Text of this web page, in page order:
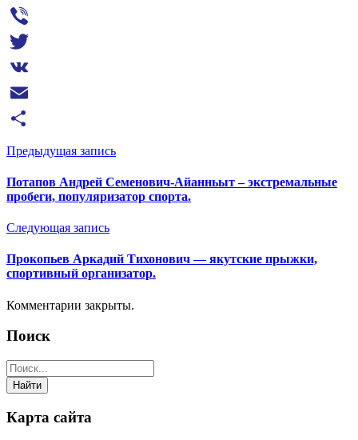
Messenger
Viber
Twitter
VK
Email
Отправить
Предыдущая запись
Потапов Андрей Семенович-Айанньыт – экстремальные
пробеги, популяризатор спорта.
Следующая запись
Прокопьев Аркадий Тихонович — якутские прыжки,
спортивный организатор.
Комментарии закрыты.
Поиск
Карта сайта